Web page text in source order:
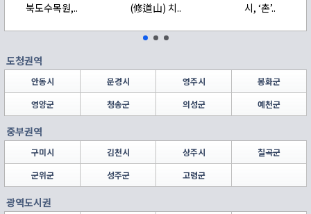
북도수목원,..
(修道山) 치..
시, ‘촌’..
도청권역
안동시 문경시 영주시
봉화군
영양군
청송군 의성군 예천군
중부권역
구미시 김천시 상주시
칠곡군
군위군
성주군 고령군
광역도시권